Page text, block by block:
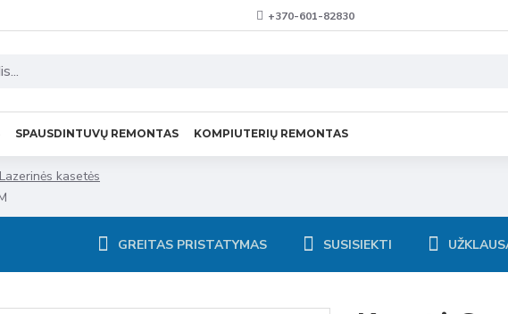
+370-601-82830
SPAUSDINTUVŲ REMONTAS KOMPIUTERIŲ REMONTAS
Lazerinės kasetės
GREITAS PRISTATYMAS SUSISIEKTI